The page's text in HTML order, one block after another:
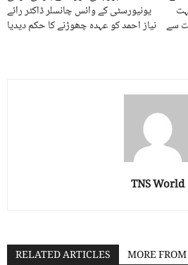
یونیورسٹی کے وائس چانسلر ڈاکٹر رائے
نیاز احمد کو عہدہ چھوڑنے کا حکم دیدیا سے
TNS World
RELATED ARTICLES MORE